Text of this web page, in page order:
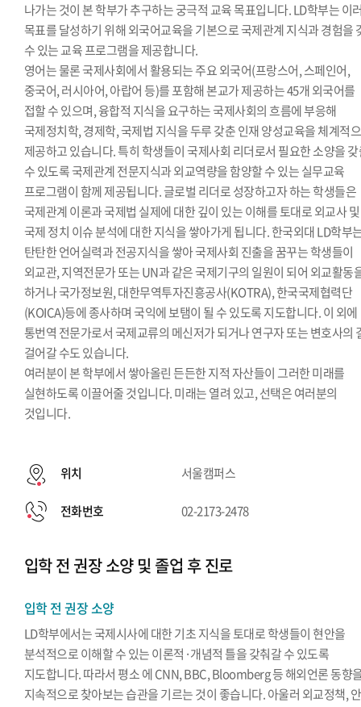
나가는 것이 본 학부가 추구하는 궁극적 교육 목표입니다. LD학부는 이
목표를 달성하기 위해 외국어교육을 기본으로 국제관계 지식과 경험을
수 있는 교육 프로그램을 제공합니다.
영어는 물론 국제사회에서 활용되는 주요 외국어(프랑스어, 스페인어,
중국어, 러시아어, 아랍어 등)를 포함해 본교가 제공하는 45개 외국어를
접할 수 있으며, 융합적 지식을 요구하는 국제사회의 흐름에 부응해
국제정치학, 경제학, 국제법 지식을 두루 갖춘 인재 양성교육을 체계적
제공하고 있습니다. 특히 학생들이 국제사회 리더로서 필요한 소양을
수 있도록 국제관계 전문지식과 외교역량을 함양할 수 있는 실무교육
프로그램이 함께 제공됩니다. 글로벌 리더로 성장하고자 하는 학생들은
국제관계 이론과 국제법 실제에 대한 깊이 있는 이해를 토대로 외교사 및
국제 정치 이슈 분석에 대한 지식을 쌓아가게 됩니다. 한국외대 LD학부
탄탄한 언어실력과 전공지식을 쌓아 국제사회 진출을 꿈꾸는 학생들이
외교관, 지역전문가 또는 UN과 같은 국제기구의 일원이 되어 외교활동
하거나 국가정보원, 대한무역투자진흥공사(KOTRA), 한국국제협력단
(KOICA)등에 종사하며 국익에 보탬이 될 수 있도록 지도합니다. 이 외에
통번역 전문가로서 국제교류의 메신저가 되거나 연구자 또는 변호사의
걸어갈 수도 있습니다.
여러분이 본 학부에서 쌓아올린 든든한 지적 자산들이 그러한 미래를
실현하도록 이끌어줄 것입니다. 미래는 열려 있고, 선택은 여러분의
것입니다.
위치 서울캠퍼스
전화번호 02-2173-2478
입학 전 권장 소양 및 졸업 후 진로
입학 전 권장 소양
LD학부에서는 국제시사에 대한 기초 지식을 토대로 학생들이 현안을
분석적으로 이해할 수 있는 이론적·개념적 틀을 갖춰갈 수 있도록
지도합니다. 따라서 평소 에 CNN, BBC, Bloomberg 등 해외언론 동향
지속적으로 찾아보는 습관을 기르는 것이 좋습니다. 아울러 외교정책,